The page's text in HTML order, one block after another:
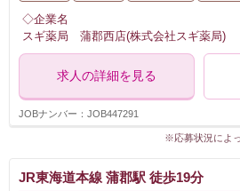
◇企業名
スギ薬局 蒲郡西店(株式会社スギ薬局)
求人の詳細を見る
JOBナンバー：JOB447291
※応募状況によ
JR東海道本線 蒲郡駅 徒歩19分